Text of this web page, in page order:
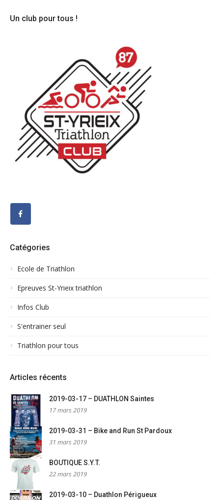
Un club pour tous !
Catégories
Ecole de Triathlon
Epreuves St-Yrieix triathlon
Infos Club
S'entrainer seul
Triathlon pour tous
Articles récents
2019-03-17 – DUATHLON Saintes
17 mars 2019
2019-03-31 – Bike and Run St Pardoux
31 mars 2019
BOUTIQUE S.Y.T.
22 mars 2019
2019-03-10 – Duathlon Périgueux